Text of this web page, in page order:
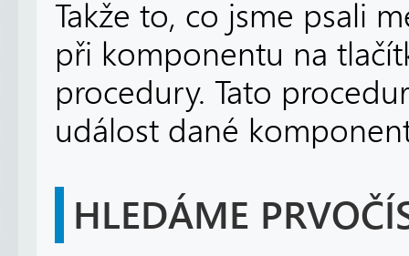
Takže to, co jsme psali
při komponentu na
procedury. Tato
událost dané
HLEDÁME